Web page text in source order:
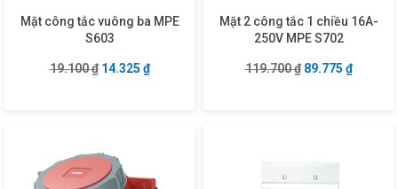
Mặt công tắc vuông ba MPE
S603
19.100₫ Giá gốc là: 19.100 ₫.
14.325 ₫Giá hiện tại là: 14.325 ₫.
Mặt 2 công tắc 1 chiều 16A-
250V MPE S702
119.700₫ Giá gốc là:
89.775 ₫Giá